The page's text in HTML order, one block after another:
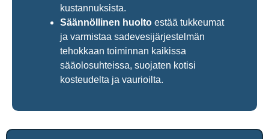
kustannuksista.
Säännöllinen huolto estää tukkeumat
ja varmistaa sadevesijärjestelmän
tehokkaan toiminnan kaikissa
sääolosuhteissa, suojaten kotisi
kosteudelta ja vaurioilta.